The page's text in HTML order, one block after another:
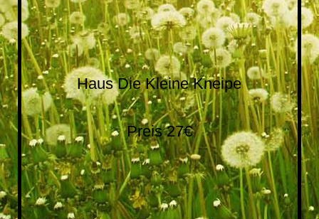
IMG_20200706_212647[1]
Haus Die Kleine Kneipe
Preis 27€